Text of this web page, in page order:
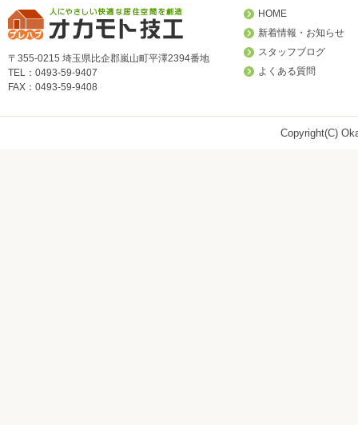
〒355-0215 埼玉県比企郡嵐山町平澤2394番地
TEL：0493-59-9407
FAX：0493-59-9408
HOME
新着情報・お知らせ
スタッフブログ
よくある質問
Copyright(C)